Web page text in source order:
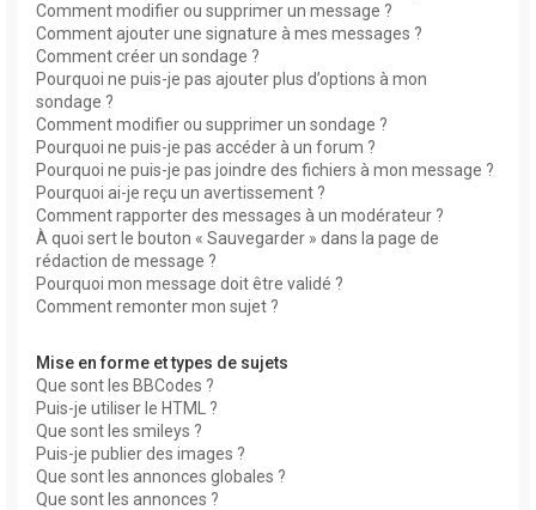
Comment modifier ou supprimer un message ?
Comment ajouter une signature à mes messages ?
Comment créer un sondage ?
Pourquoi ne puis-je pas ajouter plus d’options à mon
sondage ?
Comment modifier ou supprimer un sondage ?
Pourquoi ne puis-je pas accéder à un forum ?
Pourquoi ne puis-je pas joindre des fichiers à mon message ?
Pourquoi ai-je reçu un avertissement ?
Comment rapporter des messages à un modérateur ?
À quoi sert le bouton « Sauvegarder » dans la page de
rédaction de message ?
Pourquoi mon message doit être validé ?
Comment remonter mon sujet ?
Mise en forme et types de sujets
Que sont les BBCodes ?
Puis-je utiliser le HTML ?
Que sont les smileys ?
Puis-je publier des images ?
Que sont les annonces globales ?
Que sont les annonces ?